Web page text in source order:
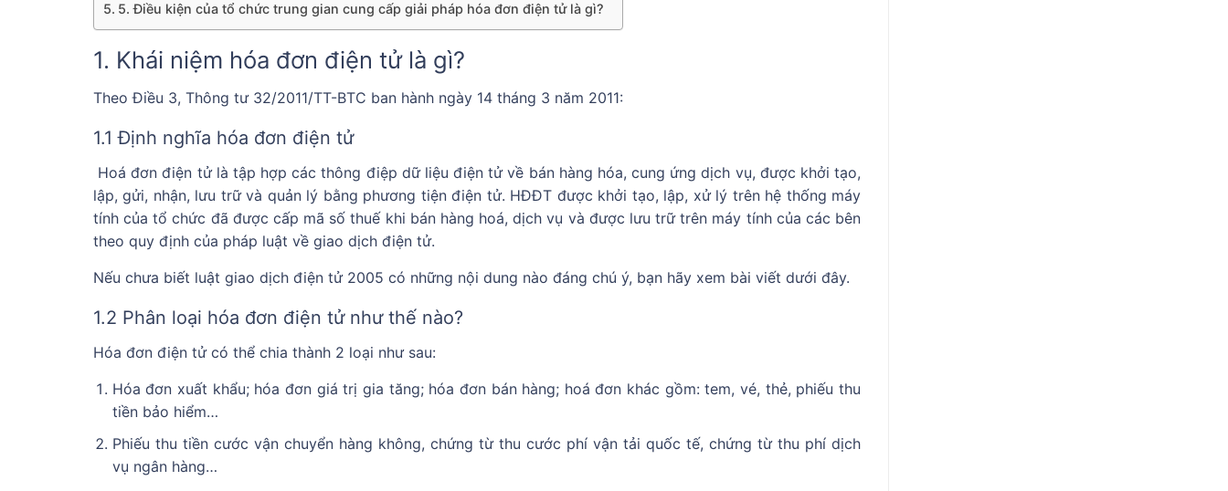
5. Điều kiện của tổ chức trung gian cung cấp giải pháp hóa đơn điện tử là gì?
1. Khái niệm hóa đơn điện tử là gì?
Theo Điều 3, Thông tư 32/2011/TT-BTC ban hành ngày 14 tháng 3 năm 2011:
1.1 Định nghĩa hóa đơn điện tử
Hoá đơn điện tử là tập hợp các thông điệp dữ liệu điện tử về bán hàng hóa, cung ứng dịch vụ, được khởi tạo,
lập, gửi, nhận, lưu trữ và quản lý bằng phương tiện điện tử. HĐĐT được khởi tạo, lập, xử lý trên hệ thống máy
tính của tổ chức đã được cấp mã số thuế khi bán hàng hoá, dịch vụ và được lưu trữ trên máy tính của các bên
theo quy định của pháp luật về giao dịch điện tử.
Nếu chưa biết luật giao dịch điện tử 2005 có những nội dung nào đáng chú ý, bạn hãy xem bài viết dưới đây.
1.2 Phân loại hóa đơn điện tử như thế nào?
Hóa đơn điện tử có thể chia thành 2 loại như sau:
Hóa đơn xuất khẩu; hóa đơn giá trị gia tăng; hóa đơn bán hàng; hoá đơn khác gồm: tem, vé, thẻ, phiếu thu
tiền bảo hiểm…
Phiếu thu tiền cước vận chuyển hàng không, chứng từ thu cước phí vận tải quốc tế, chứng từ thu phí dịch
vụ ngân hàng…